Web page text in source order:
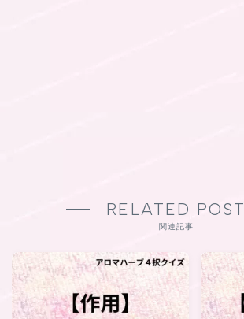
RELATED POST
関連記事